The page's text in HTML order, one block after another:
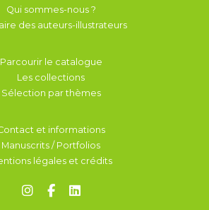
Qui sommes-nous ?
des auteurs-illustrateurs
Parcourir le catalogue
Les collections
Sélection par thèmes
et informations
Manuscrits / Portfolios
légales et crédits